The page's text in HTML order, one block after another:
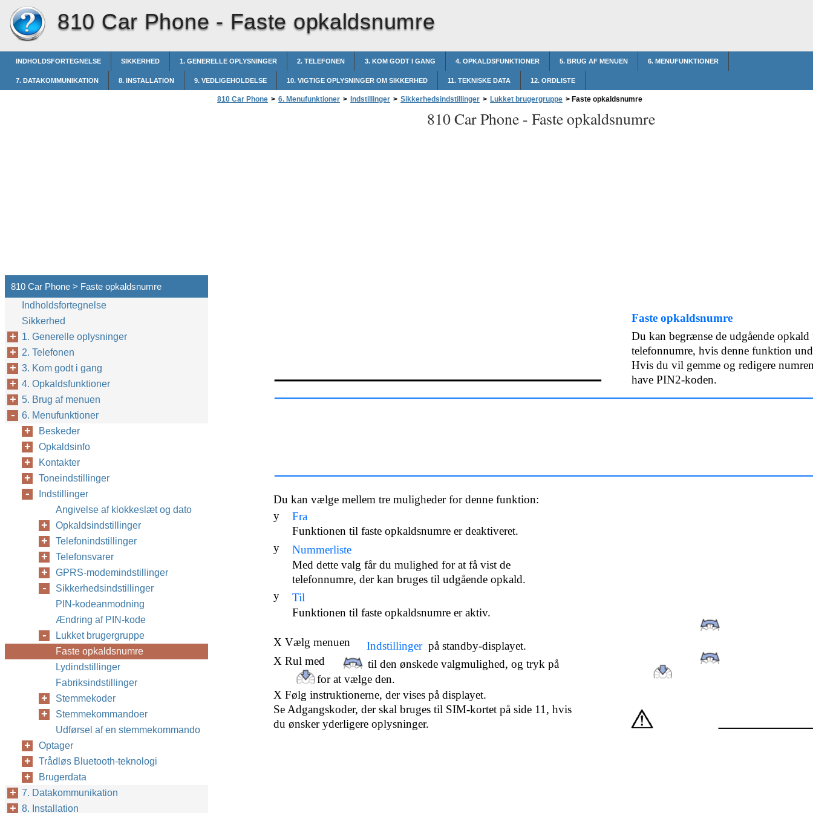
810 Car Phone - Faste opkaldsnumre
INDHOLDSFORTEGNELSE SIKKERHED 1. GENERELLE OPLYSNINGER 2. TELEFONEN 3. KOM GODT I GANG 4. OPKALDSFUNKTIONER 5. BRUG AF MENUEN 6. MENUFUNKTIONER
7. DATAKOMMUNIKATION 8. INSTALLATION 9. VEDLIGEHOLDELSE 10. VIGTIGE OPLYSNINGER OM SIKKERHED 11. TEKNISKE DATA 12. ORDLISTE
810 Car Phone > 6. Menufunktioner > Indstillinger > Sikkerhedsindstillinger > Lukket brugergruppe > Faste opkaldsnumre
810 Car Phone - Faste opkaldsnumre
Faste opkaldsnumre
Du kan begrænse de udgående
telefonnumre, hvis denne funktion
Hvis du vil gemme og redigere
have PIN2-koden.
Du kan vælge mellem tre muligheder for denne funktion:
y
Fra
Funktionen til faste opkaldsnumre er deaktiveret.
y
Nummerliste
Med dette valg får du mulighed for at få vist de
telefonnumre, der kan bruges til udgående opkald.
y
Til
Funktionen til faste opkaldsnumre er aktiv.
X Vælg menuen Indstillinger på standby-displayet.
X Rul med
til den ønskede valgmulighed, og tryk på
for at vælge den.
X Følg instruktionerne, der vises på displayet.
Se Adgangskoder, der skal bruges til SIM-kortet på side 11, hvis
du ønsker yderligere oplysninger.
810 Car Phone > Faste opkaldsnumre
Indholdsfortegnelse
Sikkerhed
1. Generelle oplysninger
2. Telefonen
3. Kom godt i gang
4. Opkaldsfunktioner
5. Brug af menuen
6. Menufunktioner
Beskeder
Opkaldsinfo
Kontakter
Toneindstillinger
Indstillinger
Angivelse af klokkeslæt og dato
Opkaldsindstillinger
Telefonindstillinger
Telefonsvarer
GPRS-modemindstillinger
Sikkerhedsindstillinger
PIN-kodeanmodning
Ændring af PIN-kode
Lukket brugergruppe
Faste opkaldsnumre
Lydindstillinger
Fabriksindstillinger
Stemmekoder
Stemmekommandoer
Udførsel af en stemmekommando
Optager
Trådløs Bluetooth-teknologi
Brugerdata
7. Datakommunikation
8. Installation